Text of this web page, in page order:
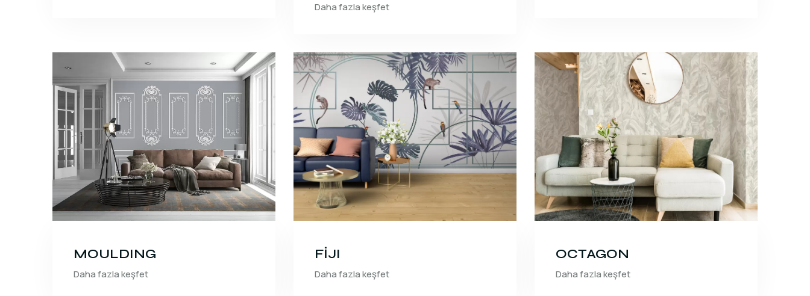
Daha fazla keşfet
MOULDING
Daha fazla keşfet
FİJI
Daha fazla keşfet
OCTAGON
Daha fazla keşfet